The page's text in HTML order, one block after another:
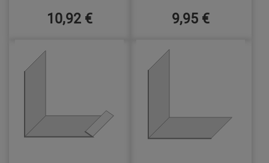
10,92 € 9,95 €